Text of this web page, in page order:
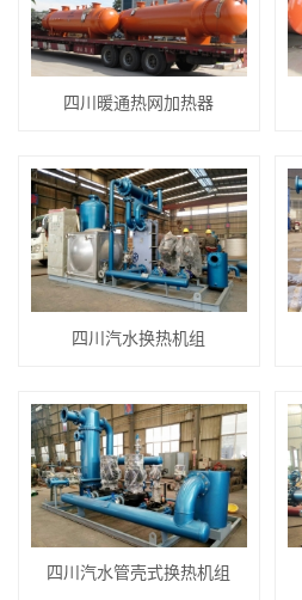
四川暖通热网加热器
四川汽水换热机组
四川汽水管壳式换热机组